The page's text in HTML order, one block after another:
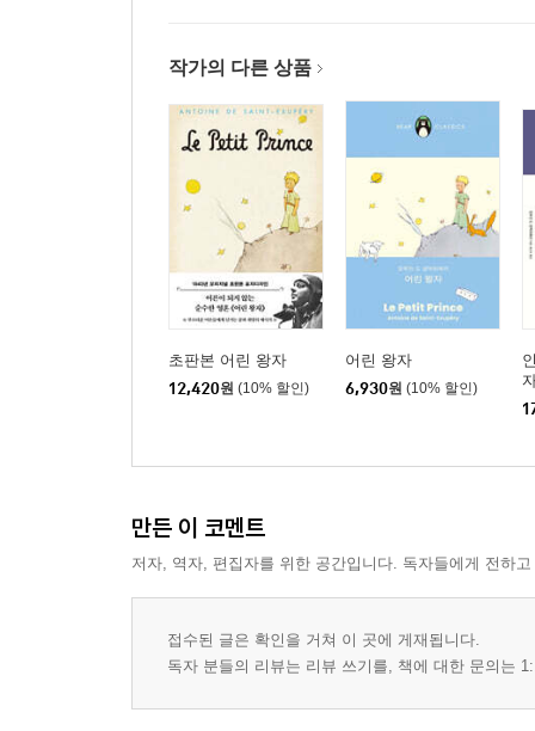
작가의 다른 상품
초판본 어린 왕자
12,420원 (10% 할인)
어린 왕자
6,930원 (10% 할인)
만든 이 코멘트
저자, 역자, 편집자를 위한 공간입니다. 독자들에게 전하
접수된 글은 확인을 거쳐 이 곳에 게재됩니다.
독자 분들의 리뷰는 리뷰 쓰기를, 책에 대한 문의는